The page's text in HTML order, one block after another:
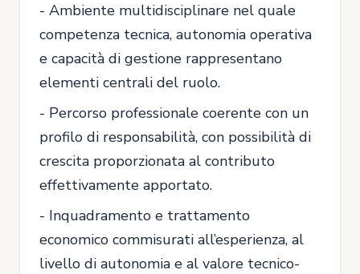
- Ambiente multidisciplinare nel quale
competenza tecnica, autonomia operativa
e capacità di gestione rappresentano
elementi centrali del ruolo.
- Percorso professionale coerente con un
profilo di responsabilità, con possibilità di
crescita proporzionata al contributo
effettivamente apportato.
- Inquadramento e trattamento
economico commisurati all’esperienza, al
livello di autonomia e al valore tecnico-